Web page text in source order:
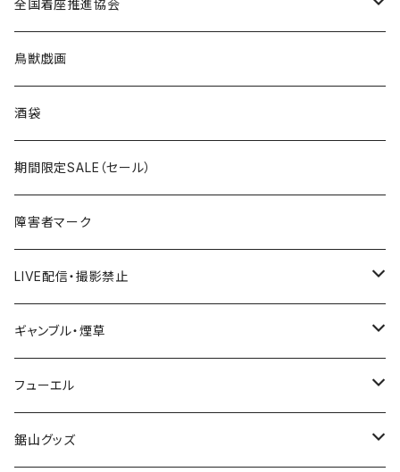
国道600～699号線
国道700～799号線
キャップ
ROUTE100～199号線
ROUTE600～699号線
ROUTE700～799号線
Tシャツ
ROUTE 0～99号線
ROUTE 100～199号線
ROUTE 600～699号線
ROUTE 700～799号線
キャップ
ROUTE 0～99号線
ROUTE 100～199号線
ROUTE 600～699号線
ROUTE 700～799号線
北海道
青森県
岩手県
宮城県
秋田県
Tシャツ
ステッカー
山形県
福島県
茨城県
栃木県
全国着座推進協会
ステッカー
鳥獣戯画
酒袋
期間限定SALE（セール）
障害者マーク
LIVE配信・撮影禁止
LIVE配信禁止
撮影禁止
ギャンブル・煙草
ホテルキーホルダー
たばこ・禁煙ステッカー
フューエル
ステッカー
鋸山グッズ